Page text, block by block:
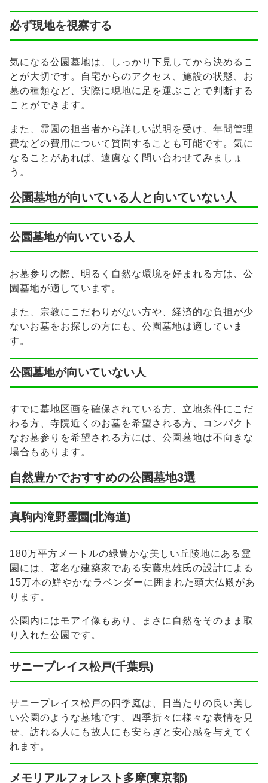
必ず現地を視察する
気になる公園墓地は、しっかり下見してから決めるこ
とが大切です。自宅からのアクセス、施設の状態、お
墓の種類など、実際に現地に足を運ぶことで判断する
ことができます。
また、霊園の担当者から詳しい説明を受け、年間管理
費などの費用について質問することも可能です。気に
なることがあれば、遠慮なく問い合わせてみましょ
う。
公園墓地が向いている人と向いていない人
公園墓地が向いている人
お墓参りの際、明るく自然な環境を好まれる方は、公
園墓地が適しています。
また、宗教にこだわりがない方や、経済的な負担が少
ないお墓をお探しの方にも、公園墓地は適していま
す。
公園墓地が向いていない人
すでに墓地区画を確保されている方、立地条件にこだ
わる方、寺院近くのお墓を希望される方、コンパクト
なお墓参りを希望される方には、公園墓地は不向きな
場合もあります。
自然豊かでおすすめの公園墓地3選
真駒内滝野霊園(北海道)
180万平方メートルの緑豊かな美しい丘陵地にある霊
園には、著名な建築家である安藤忠雄氏の設計による
15万本の鮮やかなラベンダーに囲まれた頭大仏殿があ
ります。
公園内にはモアイ像もあり、まさに自然をそのまま取
り入れた公園です。
サニープレイス松戸(千葉県)
サニープレイス松戸の四季庭は、日当たりの良い美し
い公園のような墓地です。四季折々に様々な表情を見
せ、訪れる人にも故人にも安らぎと安心感を与えてく
れます。
メモリアルフォレスト多摩(東京都)